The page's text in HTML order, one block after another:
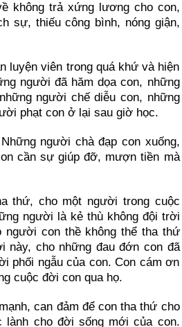
không trả xứng lương cho con,
sự, thiếu công bình, nóng giận,
luyện viên trong quá khứ và hiện
người đã hăm dọa con, những
người chế diễu con, những
phạt con ở lại sau giờ học.
người chà đạp con xuống,
cần sự giúp đỡ, mượn tiền mà
thứ, cho một người trong cuộc
người là kẻ thù không đội trời
con thề không thể tha thứ
này, cho những đau đớn con đã
phối ngẫu của con. Con cám ơn
cuộc đời con qua họ.
can đảm để con tha thứ cho
lành cho đời sống mới của con.